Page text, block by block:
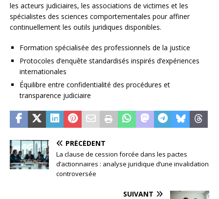
les acteurs judiciaires, les associations de victimes et les
spécialistes des sciences comportementales pour affiner
continuellement les outils juridiques disponibles.
Formation spécialisée des professionnels de la justice
Protocoles d’enquête standardisés inspirés d’expériences
internationales
Équilibre entre confidentialité des procédures et
transparence judiciaire
PRÉCÉDENT
La clause de cession forcée dans les pactes
d’actionnaires : analyse juridique d’une invalidation
controversée
SUIVANT